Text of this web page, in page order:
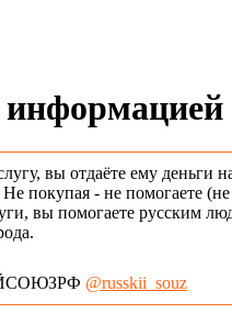
вы отдаёте ему деньги
покупая - не помогаете
вы помогаете русским
@russkii_souz